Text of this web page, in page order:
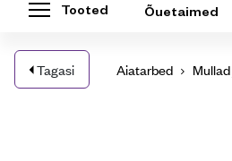
Tooted Õuetaimed
Tagasi Aiatarbed